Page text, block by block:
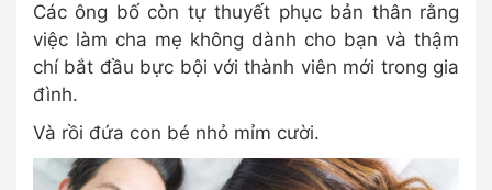
Các ông bố còn tự thuyết phục bản thân rằng
việc làm cha mẹ không dành cho bạn và thậm
chí bắt đầu bực bội với thành viên mới trong gia
đình.
Và rồi đứa con bé nhỏ mỉm cười.